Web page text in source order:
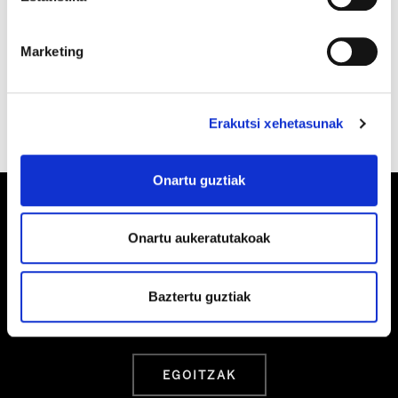
Marketing
Erakutsi xehetasunak
Onartu guztiak
Onartu aukeratutakoak
Baztertu guztiak
emango zaie, planetaren suntsipena ekarriko
duen ekonomia-eliteen onuraren aurretik.
Barrainkua, 13 48009 BILBO
Tel:944 03 77 00
EGOITZAK